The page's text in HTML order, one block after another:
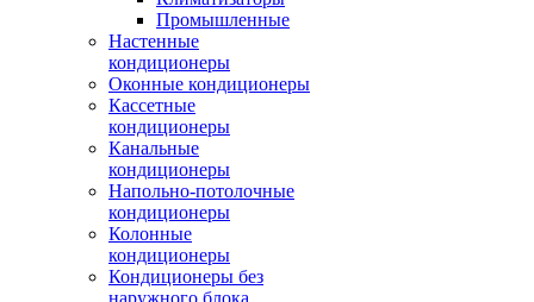
Промышленные
Настенные
кондиционеры
Оконные кондиционеры
Кассетные
кондиционеры
Канальные
кондиционеры
Напольно-потолочные
кондиционеры
Колонные
кондиционеры
Кондиционеры без
наружного блока